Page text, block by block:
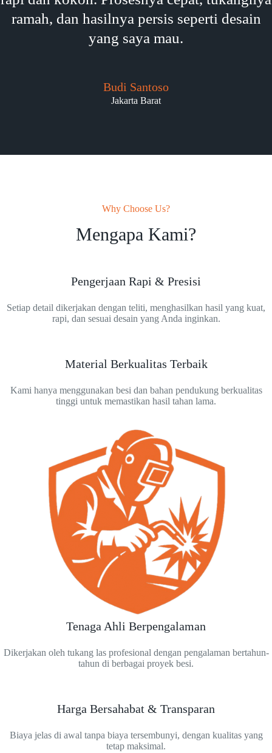
ramah, dan hasilnya persis seperti desain
yang saya mau.
Budi Santoso
Jakarta Barat
Why Choose Us?
Mengapa Kami?
Pengerjaan Rapi & Presisi
Setiap detail dikerjakan dengan teliti, menghasilkan hasil yang kuat,
rapi, dan sesuai desain yang Anda inginkan.
Material Berkualitas Terbaik
Kami hanya menggunakan besi dan bahan pendukung berkualitas
tinggi untuk memastikan hasil tahan lama.
Tenaga Ahli Berpengalaman
Dikerjakan oleh tukang las profesional dengan pengalaman bertahun-
tahun di berbagai proyek besi.
Harga Bersahabat & Transparan
Biaya jelas di awal tanpa biaya tersembunyi, dengan kualitas yang
tetap maksimal.